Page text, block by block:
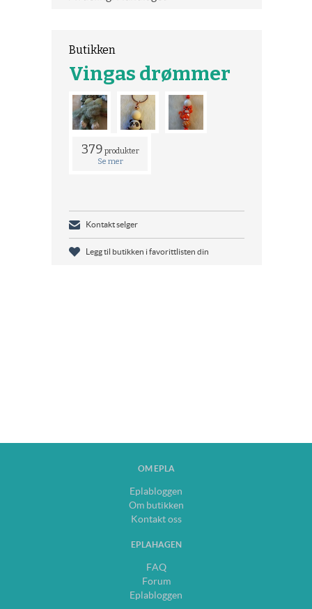
Butikken
Vingas drømmer
379 produkter
Se mer
Kontakt selger
Legg til butikken i favorittlisten din
OM EPLA
Eplabloggen
Om butikken
Kontakt oss
EPLAHAGEN
FAQ
Forum
Eplabloggen